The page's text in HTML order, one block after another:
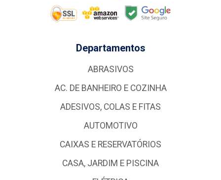
Departamentos
ABRASIVOS
AC. DE BANHEIRO E COZINHA
ADESIVOS, COLAS E FITAS
AUTOMOTIVO
CAIXAS E RESERVATÓRIOS
CASA, JARDIM E PISCINA